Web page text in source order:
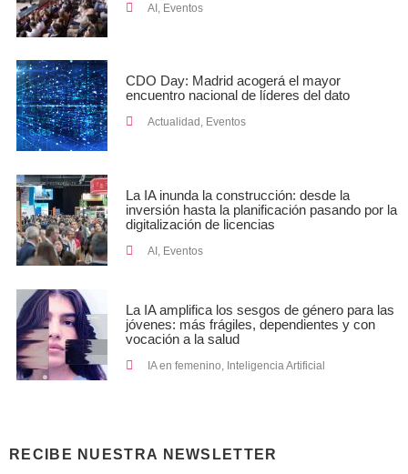
AI Eventos
CDO Day: Madrid acogerá el mayor
encuentro nacional de líderes del dato
Actualidad , Eventos
La IA inunda la construcción: desde la
inversión hasta la planificación pasando por la
digitalización de licencias
AI , Eventos
La IA amplifica los sesgos de género para las
jóvenes: más frágiles, dependientes y con
vocación a la salud
IA en femenino Inteligencia Artificial
RECIBE NUESTRA NEWSLETTER